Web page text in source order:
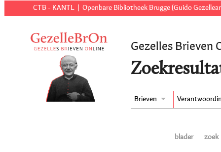
CTB - KANTL Openbare Bibliotheek Brugge (Guido
Gezelles Brieven
Brieven
blader zoek